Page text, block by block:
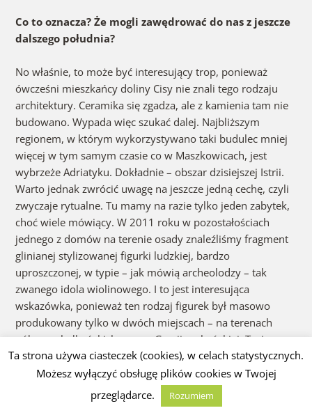
Co to oznacza? Że mogli zawędrować do nas z jeszcze
dalszego południa?
No właśnie, to może być interesujący trop, ponieważ
ówcześni mieszkańcy doliny Cisy nie znali tego rodzaju
architektury. Ceramika się zgadza, ale z kamienia tam nie
budowano. Wypada więc szukać dalej. Najbliższym
regionem, w którym wykorzystywano taki budulec mniej
więcej w tym samym czasie co w Maszkowicach, jest
wybrzeże Adriatyku. Dokładnie – obszar dzisiejszej Istrii.
Warto jednak zwrócić uwagę na jeszcze jedną cechę, czyli
zwyczaje rytualne. Tu mamy na razie tylko jeden zabytek,
choć wiele mówiący. W 2011 roku w pozostałościach
jednego z domów na terenie osady znaleźliśmy fragment
glinianej stylizowanej figurki ludzkiej, bardzo
uproszczonej, w typie – jak mówią archeolodzy – tak
zwanego idola wiolinowego. I to jest interesująca
wskazówka, ponieważ ten rodzaj figurek był masowo
produkowany tylko w dwóch miejscach – na terenach
północnobałkańskich oraz w Grecji mykeńskiej. Tysiące
takich idoli znaleziono w samych Mykenach. Specjaliści od
archeologii egejskiej epoki brązu uważają, że było to
przedstawienie jakiejś bardzo ważnej bogini, może
późniejszej Hery.
Ta strona używa ciasteczek (cookies), w celach statystycznych.
Możesz wyłączyć obsługę plików cookies w Twojej
przeglądarce.
Rozumiem